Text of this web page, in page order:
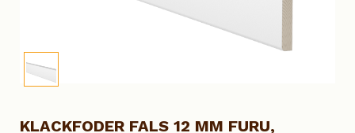
KLACKFODER FALS 12 MM FURU,